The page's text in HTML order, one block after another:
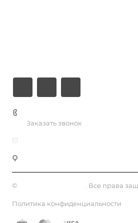
Заказать звонок
© . Все права
Политика конфиденциальности